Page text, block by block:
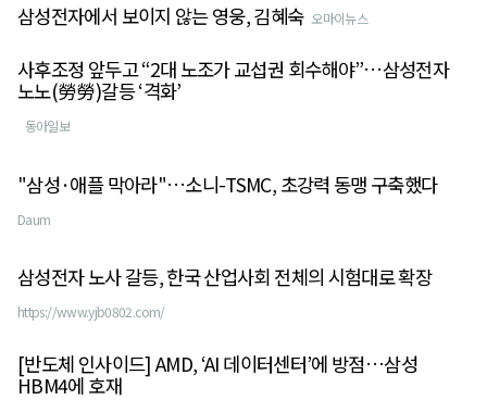
삼성전자에서 보이지 않는 영웅, 김혜숙 오마이뉴스
사후조정 앞두고 “2대 노조가 교섭권 회수해야”…삼성전자
노노(勞勞)갈등 ‘격화’
동아일보
"삼성·애플 막아라"…소니-TSMC, 초강력 동맹 구축했다
Daum
삼성전자 노사 갈등, 한국 산업사회 전체의 시험대로 확장
https://www.yjb0802.com/
[반도체 인사이드] AMD, ‘AI 데이터센터’에 방점…삼성
HBM4에 호재